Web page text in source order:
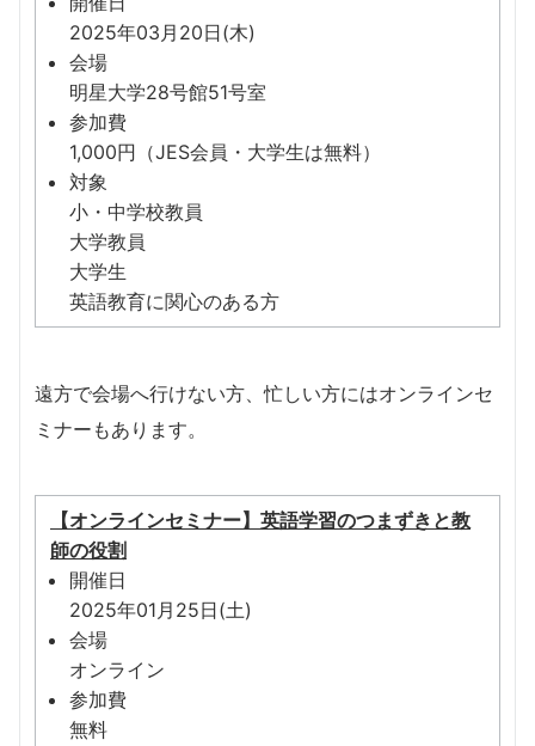
2025年03月20日(木)
会場
明星大学28号館51号室
参加費
1,000円（JES会員・大学生は無料）
対象
小・中学校教員
大学教員
大学生
英語教育に関心のある方
遠方で会場へ行けない方、忙しい方にはオンラインセ
ミナーもあります。
【オンラインセミナー】英語学習のつまずきと教
師の役割
開催日
2025年01月25日(土)
会場
オンライン
参加費
無料